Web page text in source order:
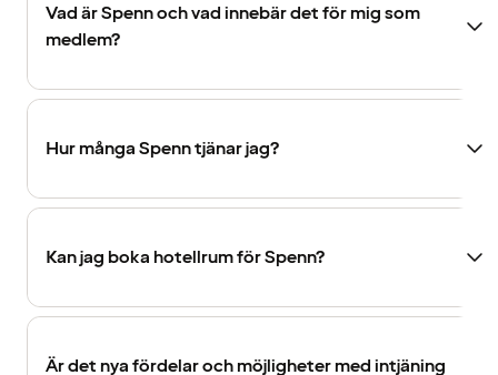
Vad är Spenn och vad innebär det för mig som
medlem?
Hur många Spenn tjänar jag?
Kan jag boka hotellrum för Spenn?
Är det nya fördelar och möjligheter med intjäning